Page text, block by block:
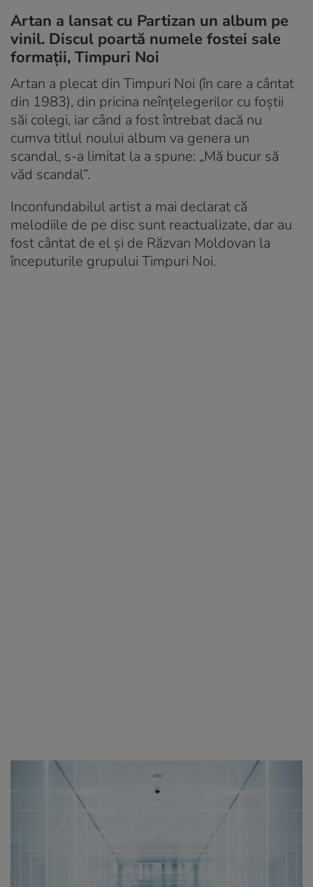
Artan a lansat cu Partizan un album pe
vinil. Discul poartă numele fostei sale
formații, Timpuri Noi
Artan a plecat din Timpuri Noi (în care a cântat
din 1983), din pricina neînțelegerilor cu foștii
săi colegi, iar când a fost întrebat dacă nu
cumva titlul noului album va genera un
scandal, s-a limitat la a spune: „Mă bucur să
văd scandal”.
Inconfundabilul artist a mai declarat că
melodiile de pe disc sunt reactualizate, dar au
fost cântat de el și de Răzvan Moldovan la
începuturile grupului Timpuri Noi.